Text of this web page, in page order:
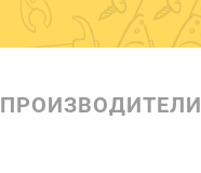
ПРОИЗВОДИТЕЛИ